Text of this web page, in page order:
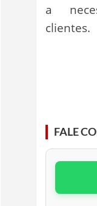
a
clientes.
FALE